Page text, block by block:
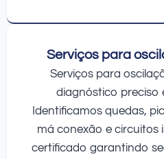
Serviços para
Serviços para
diagnóstico preciso
Identificamos quedas,
má conexão e circuitos
certificado garantindo